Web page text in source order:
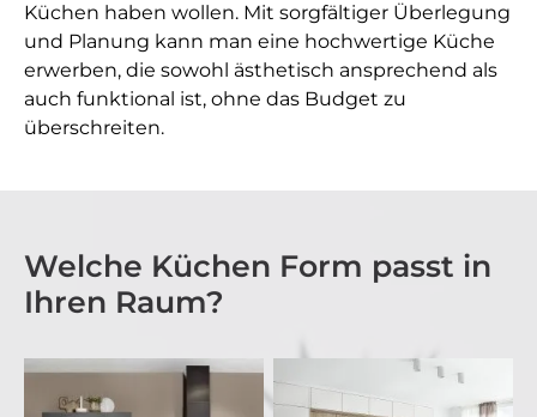
Küchen haben wollen. Mit sorgfältiger Überlegung
und Planung kann man eine hochwertige Küche
erwerben, die sowohl ästhetisch ansprechend als
auch funktional ist, ohne das Budget zu
überschreiten.
Welche Küchen Form passt in
Ihren Raum?